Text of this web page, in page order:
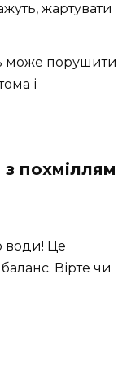
жартувати
може порушити
і
похміллям
води! Це
Вірте чи